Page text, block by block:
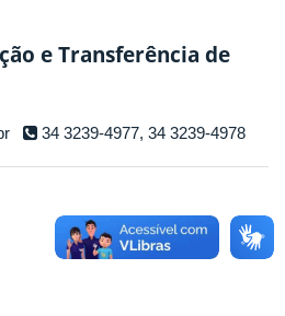
e Transferência de
34 3239-4977, 34 3239-4978